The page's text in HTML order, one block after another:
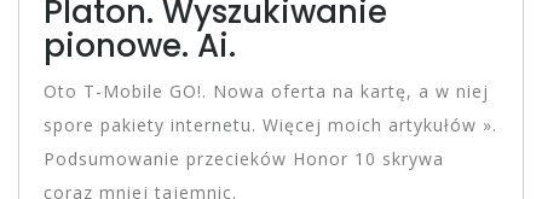
Platon. Wyszukiwanie
pionowe. Ai.
Oto T-Mobile GO!. Nowa oferta na kartę, a w niej
spore pakiety internetu. Więcej moich artykułów ».
Podsumowanie przecieków Honor 10 skrywa
coraz mniej tajemnic.